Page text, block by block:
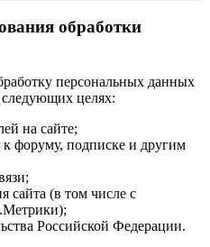
обработки
персональных данных
целях:
на сайте;
к форуму, подписке и другим
сайта (в том числе с
Российской Федерации.